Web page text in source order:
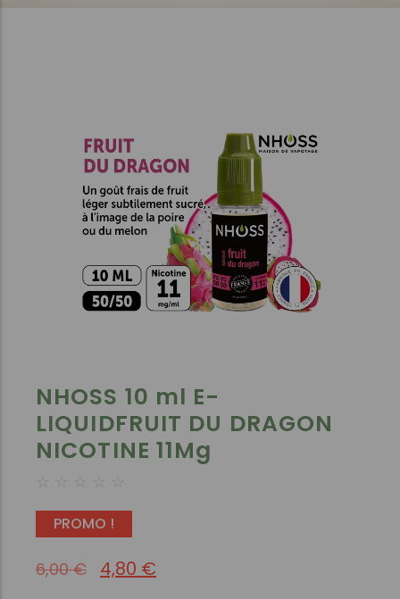
NHOSS 10 ml E-
LIQUIDFRUIT DU DRAGON
NICOTINE 11Mg
☆ ☆ ☆ ☆ ☆
PROMO !
6,00€ 4,80 €